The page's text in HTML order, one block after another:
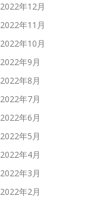
2022年12月
2022年11月
2022年10月
2022年9月
2022年8月
2022年7月
2022年6月
2022年5月
2022年4月
2022年3月
2022年2月